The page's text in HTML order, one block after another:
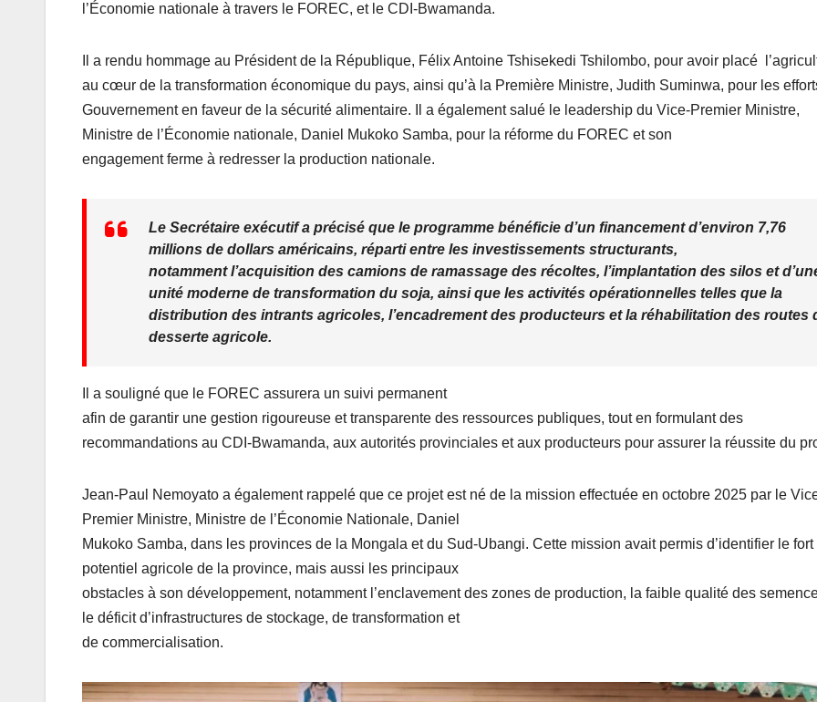
l’Économie nationale à travers le FOREC, et le CDI-Bwamanda.
Il a rendu hommage au Président de la République, Félix Antoine Tshisekedi Tshilombo, pour avoir placé
au cœur de la transformation économique du pays, ainsi qu’à la Première Ministre, Judith Suminwa, pour les
Gouvernement en faveur de la sécurité alimentaire. Il a également salué le leadership du Vice-Premier Ministre,
Ministre de l’Économie nationale, Daniel Mukoko Samba, pour la réforme du FOREC et son
engagement ferme à redresser la production nationale.
Le Secrétaire exécutif a précisé que le programme bénéficie d’un financement d’environ 7,76
millions de dollars américains, réparti entre les investissements structurants,
notamment l’acquisition des camions de ramassage des récoltes, l’implantation des silos et
unité moderne de transformation du soja, ainsi que les activités opérationnelles telles que la
distribution des intrants agricoles, l’encadrement des producteurs et la réhabilitation des routes
desserte agricole.
Il a souligné que le FOREC assurera un suivi permanent
afin de garantir une gestion rigoureuse et transparente des ressources publiques, tout en formulant des
recommandations au CDI-Bwamanda, aux autorités provinciales et aux producteurs pour assurer la réussite du
Jean-Paul Nemoyato a également rappelé que ce projet est né de la mission effectuée en octobre 2025 par le
Premier Ministre, Ministre de l’Économie Nationale, Daniel
Mukoko Samba, dans les provinces de la Mongala et du Sud-Ubangi. Cette mission avait permis d’identifier le fort
potentiel agricole de la province, mais aussi les principaux
obstacles à son développement, notamment l’enclavement des zones de production, la faible qualité des
le déficit d’infrastructures de stockage, de transformation et
de commercialisation.